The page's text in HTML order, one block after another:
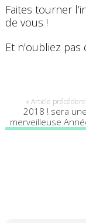
Faites tourner
de vous !
Et n’oubliez
« Article précédent
2018 ! sera une
merveilleuse